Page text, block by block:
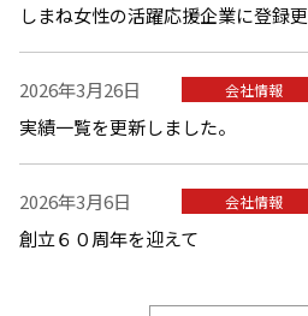
しまね女性の活躍応援企業に登録
2026年3月26日 会社情報
実績一覧を更新しました。
2026年3月6日 会社情報
創立６０周年を迎えて